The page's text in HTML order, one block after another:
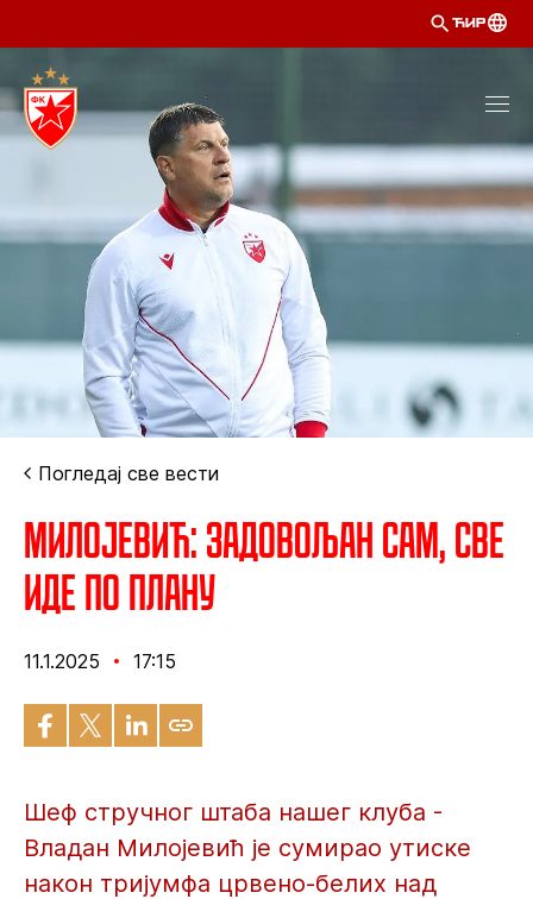
ЋИР
Погледај све вести
Милојевић: Задовољан сам, све
иде по плану
11.1.2025 17:15
Шеф стручног штаба нашег клуба -
Владан Милојевић је сумирао утиске
након тријумфа црвено-белих над